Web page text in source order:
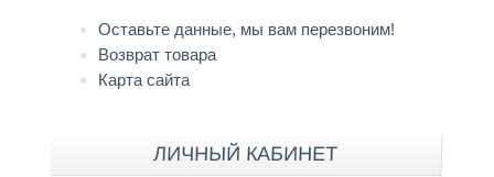
Оставьте данные, мы вам перезвоним!
Возврат товара
Карта сайта
ЛИЧНЫЙ КАБИНЕТ